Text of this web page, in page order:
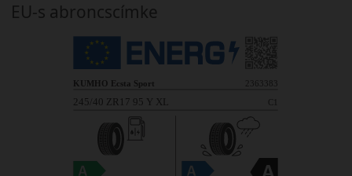
EU-s abroncscímke